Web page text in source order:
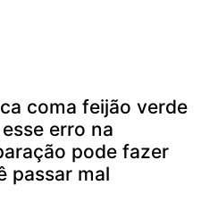
coma feijão verde
erro na
pode fazer
passar mal